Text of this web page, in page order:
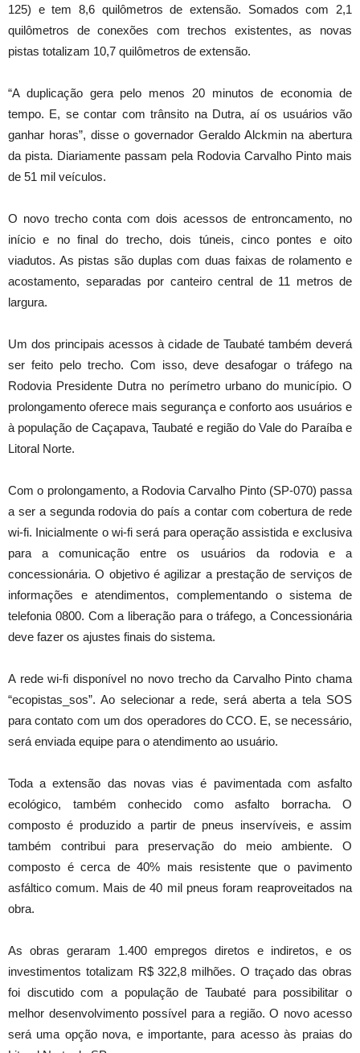
125) e tem 8,6 quilômetros de extensão. Somados com 2,1
quilômetros de conexões com trechos existentes, as novas
pistas totalizam 10,7 quilômetros de extensão.
“A duplicação gera pelo menos 20 minutos de economia de
tempo. E, se contar com trânsito na Dutra, aí os usuários vão
ganhar horas”, disse o governador Geraldo Alckmin na abertura
da pista. Diariamente passam pela Rodovia Carvalho Pinto mais
de 51 mil veículos.
O novo trecho conta com dois acessos de entroncamento, no
início e no final do trecho, dois túneis, cinco pontes e oito
viadutos. As pistas são duplas com duas faixas de rolamento e
acostamento, separadas por canteiro central de 11 metros de
largura.
Um dos principais acessos à cidade de Taubaté também deverá
ser feito pelo trecho. Com isso, deve desafogar o tráfego na
Rodovia Presidente Dutra no perímetro urbano do município. O
prolongamento oferece mais segurança e conforto aos usuários e
à população de Caçapava, Taubaté e região do Vale do Paraíba e
Litoral Norte.
Com o prolongamento, a Rodovia Carvalho Pinto (SP-070) passa
a ser a segunda rodovia do país a contar com cobertura de rede
wi-fi. Inicialmente o wi-fi será para operação assistida e exclusiva
para a comunicação entre os usuários da rodovia e a
concessionária. O objetivo é agilizar a prestação de serviços de
informações e atendimentos, complementando o sistema de
telefonia 0800. Com a liberação para o tráfego, a Concessionária
deve fazer os ajustes finais do sistema.
A rede wi-fi disponível no novo trecho da Carvalho Pinto chama
“ecopistas_sos”. Ao selecionar a rede, será aberta a tela SOS
para contato com um dos operadores do CCO. E, se necessário,
será enviada equipe para o atendimento ao usuário.
Toda a extensão das novas vias é pavimentada com asfalto
ecológico, também conhecido como asfalto borracha. O
composto é produzido a partir de pneus inservíveis, e assim
também contribui para preservação do meio ambiente. O
composto é cerca de 40% mais resistente que o pavimento
asfáltico comum. Mais de 40 mil pneus foram reaproveitados na
obra.
As obras geraram 1.400 empregos diretos e indiretos, e os
investimentos totalizam R$ 322,8 milhões. O traçado das obras
foi discutido com a população de Taubaté para possibilitar o
melhor desenvolvimento possível para a região. O novo acesso
será uma opção nova, e importante, para acesso às praias do